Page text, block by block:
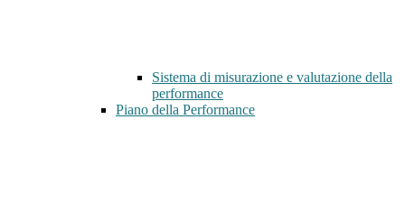
Sistema di misurazione e valutazione della
performance
Piano della Performance